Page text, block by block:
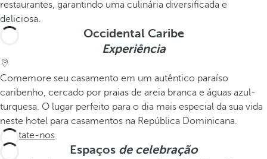
restaurantes, garantindo uma culinária diversificada e
deliciosa.
Occidental Caribe
Experiência
Comemore seu casamento em um autêntico paraíso
caribenho, cercado por praias de areia branca e águas azul-
turquesa. O lugar perfeito para o dia mais especial da sua vida
neste hotel para casamentos na República Dominicana.
Contate-nos
Espaçosde celebração